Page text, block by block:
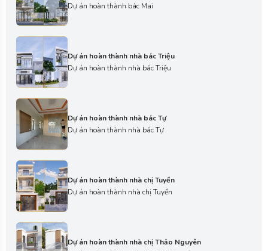
Dự án hoàn thành bác Mai
Dự án hoàn thành nhà bác Triệu
Dự án hoàn thành nhà bác Triệu
Dự án hoàn thành nhà bác Tự
Dự án hoàn thành nhà bác Tự
Dự án hoàn thành nhà chị Tuyền
Dự án hoàn thành nhà chị Tuyền
Dự án hoàn thành nhà chị Thảo Nguyên